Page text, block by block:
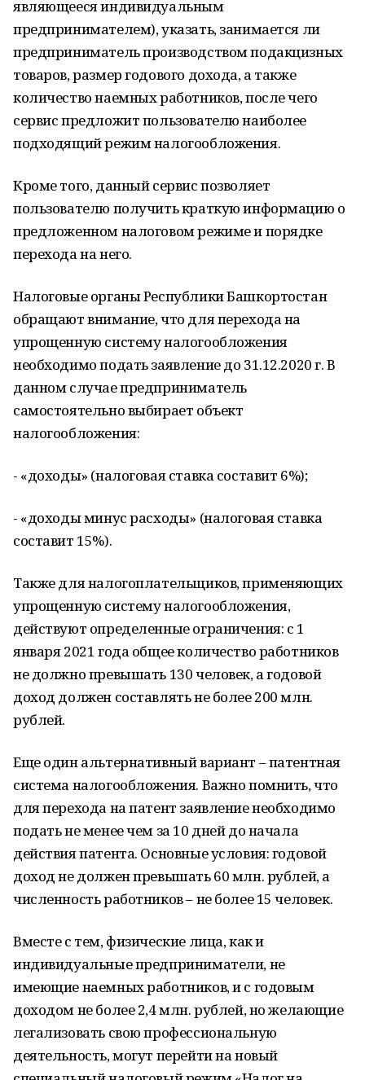
являющееся индивидуальным
предпринимателем), указать, занимается ли
предприниматель производством подакцизных
товаров, размер годового дохода, а также
количество наемных работников, после чего
сервис предложит пользователю наиболее
подходящий режим налогообложения.
Кроме того, данный сервис позволяет
пользователю получить краткую информацию о
предложенном налоговом режиме и порядке
перехода на него.
Налоговые органы Республики Башкортостан
обращают внимание, что для перехода на
упрощенную систему налогообложения
необходимо подать заявление до 31.12.2020 г. В
данном случае предприниматель
самостоятельно выбирает объект
налогообложения:
- «доходы» (налоговая ставка составит 6%);
- «доходы минус расходы» (налоговая ставка
составит 15%).
Также для налогоплательщиков, применяющих
упрощенную систему налогообложения,
действуют определенные ограничения: с 1
января 2021 года общее количество работников
не должно превышать 130 человек, а годовой
доход должен составлять не более 200 млн.
рублей.
Еще один альтернативный вариант – патентная
система налогообложения. Важно помнить, что
для перехода на патент заявление необходимо
подать не менее чем за 10 дней до начала
действия патента. Основные условия: годовой
доход не должен превышать 60 млн. рублей, а
численность работников – не более 15 человек.
Вместе с тем, физические лица, как и
индивидуальные предприниматели, не
имеющие наемных работников, и с годовым
доходом не более 2,4 млн. рублей, но желающие
легализовать свою профессиональную
деятельность, могут перейти на новый